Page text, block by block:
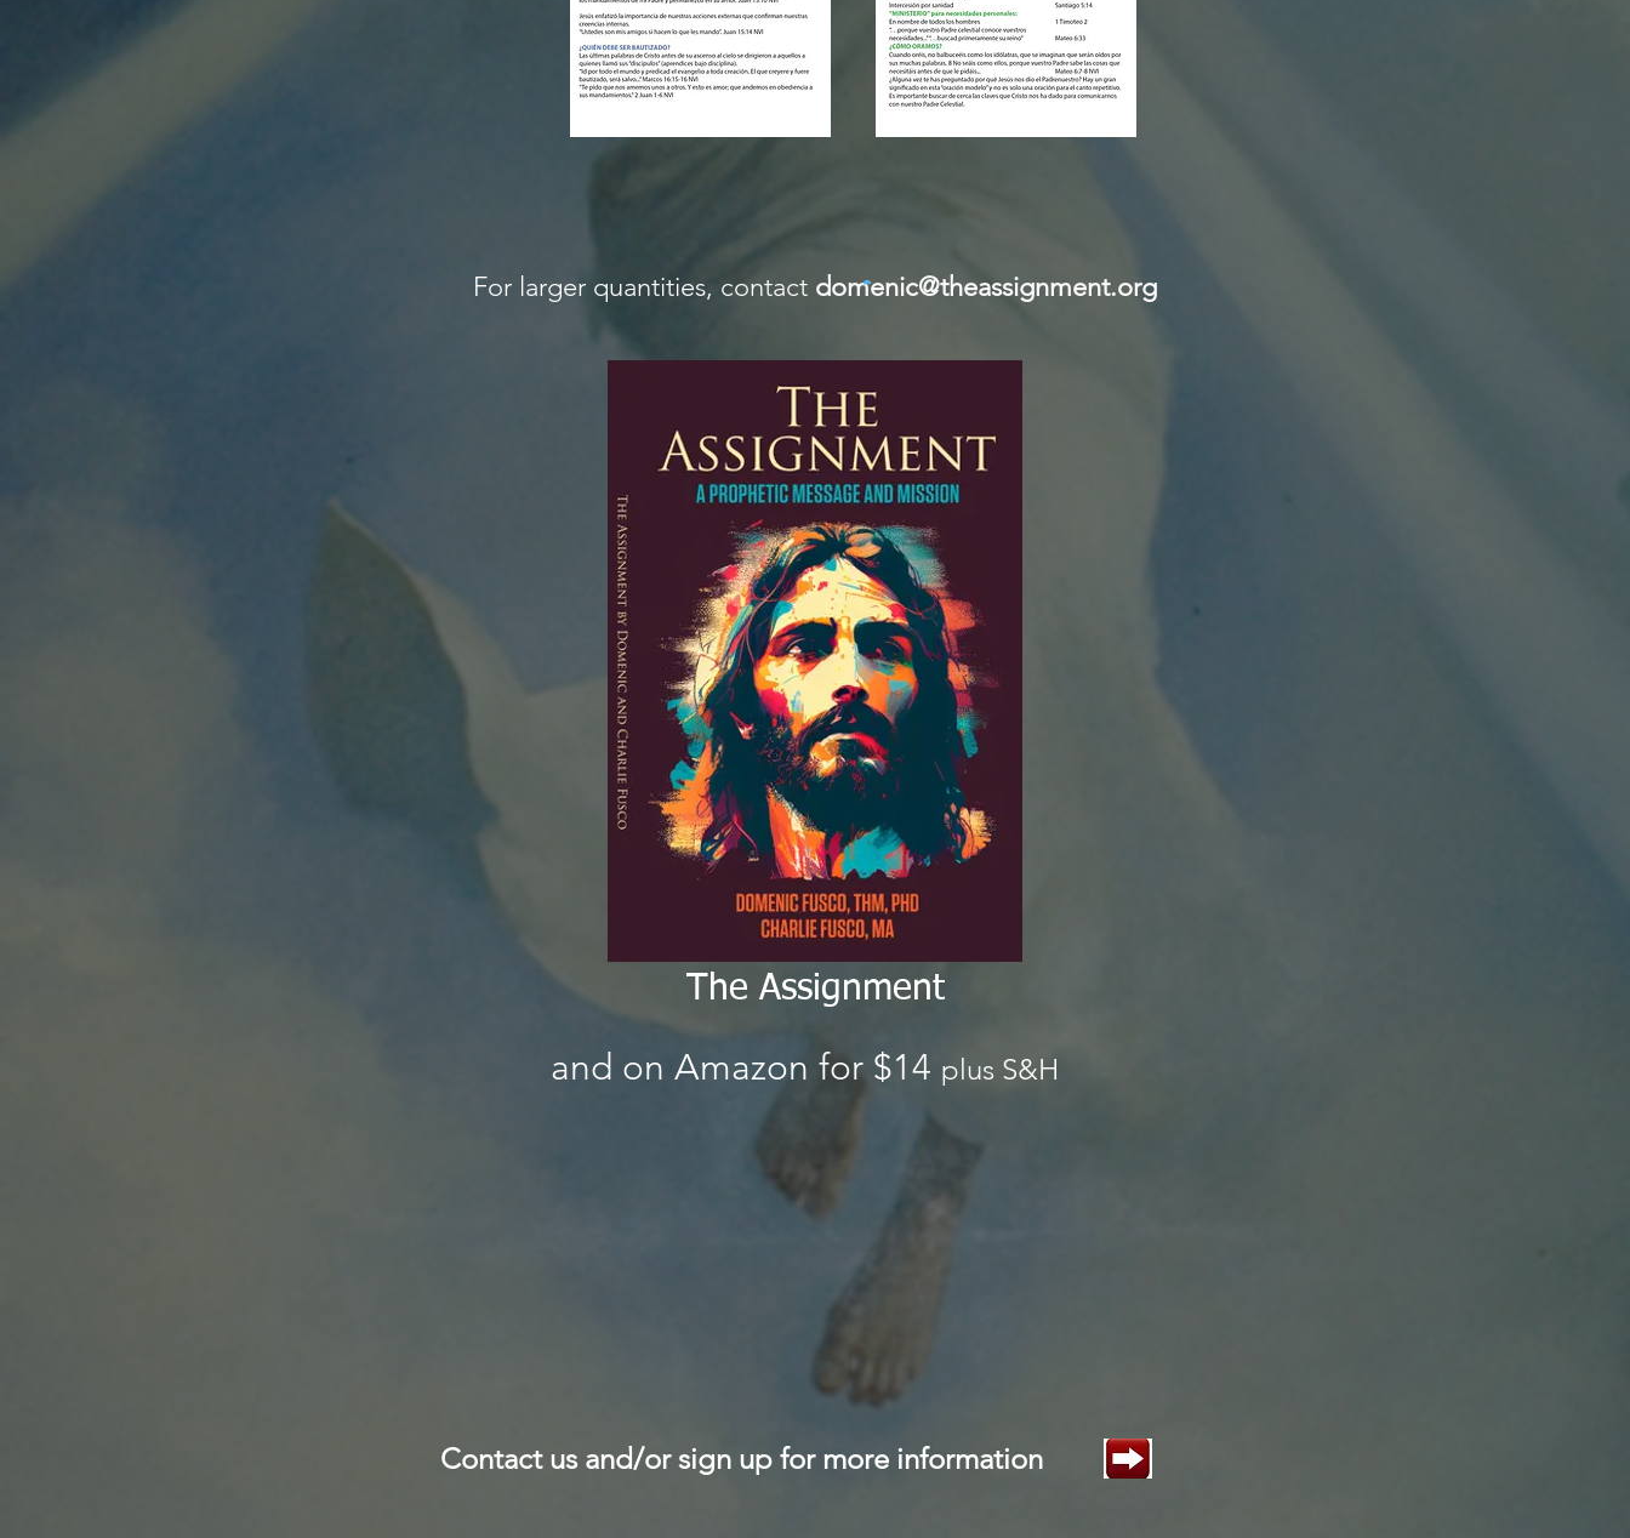
For larger quantities, contact domenic@theassignment.org
The Assignment
and on Amazon for $14 plus S&H
Contact us and/or sign up for more information